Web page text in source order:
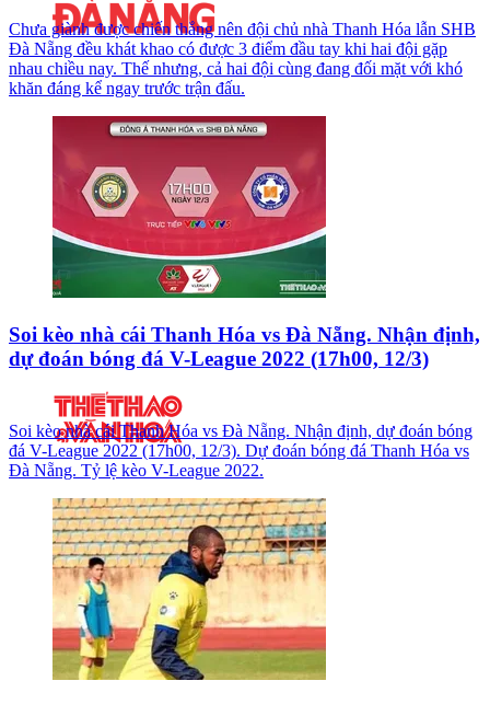
Chưa giành được chiến thắng nên đội chủ nhà Thanh Hóa lẫn SHB
Đà Nẵng đều khát khao có được 3 điểm đầu tay khi hai đội gặp
nhau chiều nay. Thế nhưng, cả hai đội cùng đang đối mặt với khó
khăn đáng kể ngay trước trận đấu.
Soi kèo nhà cái Thanh Hóa vs Đà Nẵng. Nhận định,
dự đoán bóng đá V-League 2022 (17h00, 12/3)
Soi kèo nhà cái Thanh Hóa vs Đà Nẵng. Nhận định, dự đoán bóng
đá V-League 2022 (17h00, 12/3). Dự đoán bóng đá Thanh Hóa vs
Đà Nẵng. Tỷ lệ kèo V-League 2022.